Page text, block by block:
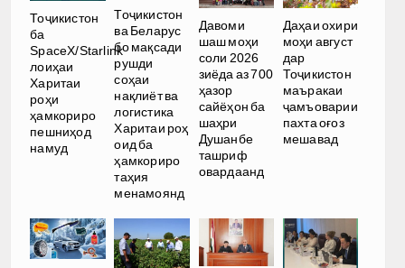
Тоҷикистон
ба
SpaceX/Starlink
лоиҳаи
Харитаи
роҳи
ҳамкориро
пешниҳод
намуд
Тоҷикистон
ва Беларус
бо мақсади
рушди
соҳаи
нақлиёт ва
логистика
Харитаи роҳ
оид ба
ҳамкориро
таҳия
менамоянд
Давоми
шаш моҳи
соли 2026
зиёда аз 700
ҳазор
сайёҳон ба
шаҳри
Душанбе
ташриф
овардаанд
Даҳаи охири
моҳи август
дар
Тоҷикистон
маъракаи
ҷамъоварии
пахта оғоз
мешавад